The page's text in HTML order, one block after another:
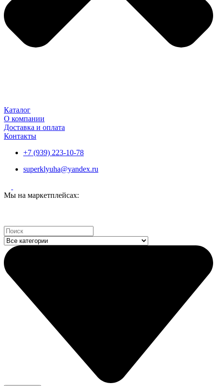
Каталог
О компании
Доставка и оплата
Контакты
+7 (939) 223-10-78
superklyuha@yandex.ru
Мы на маркетплейсах:
Search
...